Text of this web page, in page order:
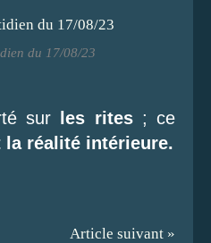
du 17/08/23
sur les rites; ce
la réalité intérieure.
Article suivant »